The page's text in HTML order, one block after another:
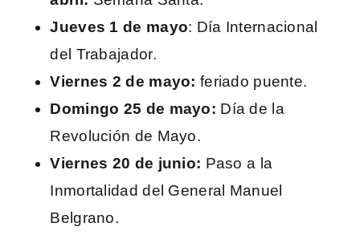
Jueves 1 de mayo: Día Internacional
del Trabajador.
Viernes 2 de mayo: feriado puente.
Domingo 25 de mayo: Día de la
Revolución de Mayo.
Viernes 20 de junio: Paso a la
Inmortalidad del General Manuel
Belgrano.